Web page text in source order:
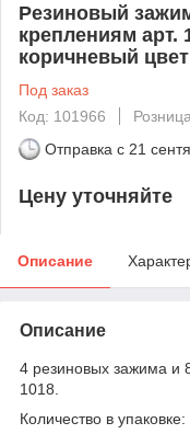
Резиновый
креплениям арт.
коричневый цвет
Под заказ
Код: 101966
Розница
Отправка с 21
Цену уточняйте
Описание
Описание
4 резиновых зажима и
1018.
Количество в упаковке: